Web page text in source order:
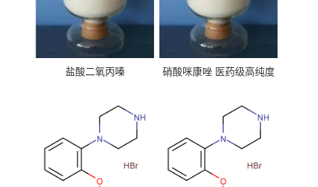
盐酸二氧丙嗪
硝酸咪康唑 医药级高纯度